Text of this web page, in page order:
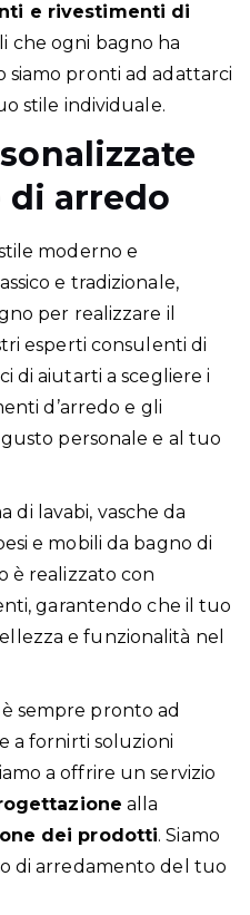
e rivestimenti di
che ogni bagno ha
siamo pronti ad adattarci
stile individuale.
arredo
moderno e
e tradizionale,
per realizzare il
esperti consulenti di
di aiutarti a scegliere i
d’arredo e gli
personale e al tuo
di lavabi, vasche da
e mobili da bagno di
è realizzato con
garantendo che il tuo
e funzionalità nel
è sempre pronto ad
a fornirti soluzioni
a offrire un servizio
alla
dei prodotti. Siamo
di arredamento del tuo